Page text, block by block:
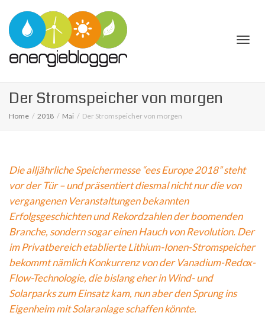
Der Stromspeicher von morgen
Home 2018 Mai Der Stromspeicher von morgen
Die alljährliche Speichermesse “ees Europe 2018” steht
vor der Tür – und präsentiert diesmal nicht nur die von
vergangenen Veranstaltungen bekannten
Erfolgsgeschichten und Rekordzahlen der boomenden
Branche, sondern sogar einen Hauch von Revolution. Der
im Privatbereich etablierte Lithium-Ionen-Stromspeicher
bekommt nämlich Konkurrenz von der Vanadium-Redox-
Flow-Technologie, die bislang eher in Wind- und
Solarparks zum Einsatz kam, nun aber den Sprung ins
Eigenheim mit Solaranlage schaffen könnte.